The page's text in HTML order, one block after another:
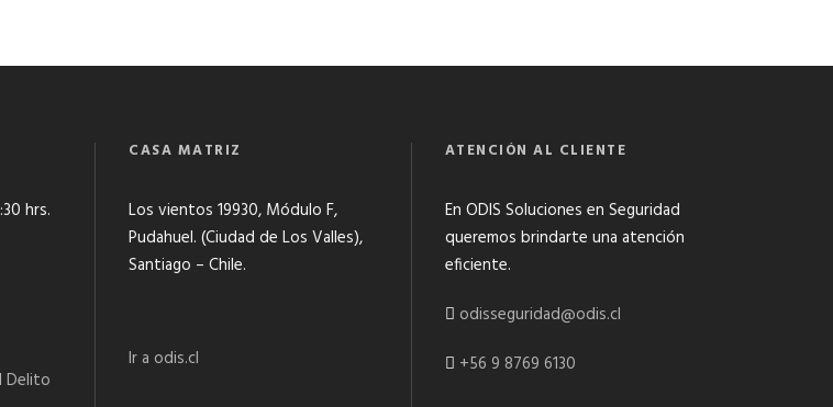
hrs.
Delito
CASA MATRIZ
Los vientos 19930, Módulo F,
Pudahuel. (Ciudad de Los Valles),
Santiago – Chile.
Ir a odis.cl
ATENCIÓN AL CLIENTE
En ODIS Soluciones en Seguridad
queremos brindarte una atención
eficiente.
odisseguridad@odis.cl
+56 9 8769 6130